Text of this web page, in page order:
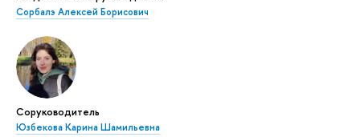
Сорбалэ Алексей Борисович
Соруководитель
Юзбекова Карина Шамильевна